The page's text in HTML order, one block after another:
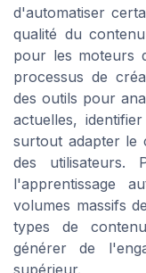
d'automatiser
qualité du
pour les moteurs
processus de
des outils pour
actuelles,
surtout adapter le
des utilisateurs.
l'apprentissage
volumes massifs
types de
générer de
supérieur.